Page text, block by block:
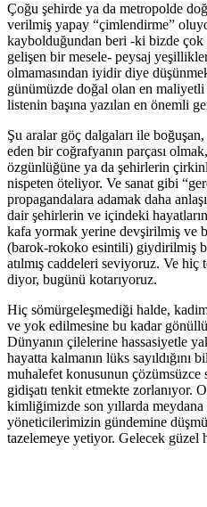
Çoğu şehirde ya da metropolde
verilmiş yapay “çimlendirme”
kaybolduğundan beri -ki bizde çok
gelişen bir mesele- peysaj
olmamasından iyidir diye
günümüzde doğal olan en
listenin başına yazılan en önemli
Şu aralar göç dalgaları ile boğuşan,
eden bir coğrafyanın parçası
özgünlüğüne ya da şehirlerin
nispeten öteliyor. Ve sanat gibi
propagandalara adamak daha
dair şehirlerin ve içindeki
kafa yormak yerine devşirilmiş ve
(barok-rokoko esintili) giydirilmiş
atılmış caddeleri seviyoruz. Ve hiç
diyor, bugünü kotarıyoruz.
Hiç sömürgeleşmediği halde,
ve yok edilmesine bu kadar
Dünyanın çilelerine hassasiyetle
hayatta kalmanın lüks sayıldığını
muhalefet konusunun çözümsüzce
gidişatı tenkit etmekte zorlanıyor.
kimliğimizde son yıllarda meydana
yöneticilerimizin gündemine
tazelemeye yetiyor. Gelecek güzel